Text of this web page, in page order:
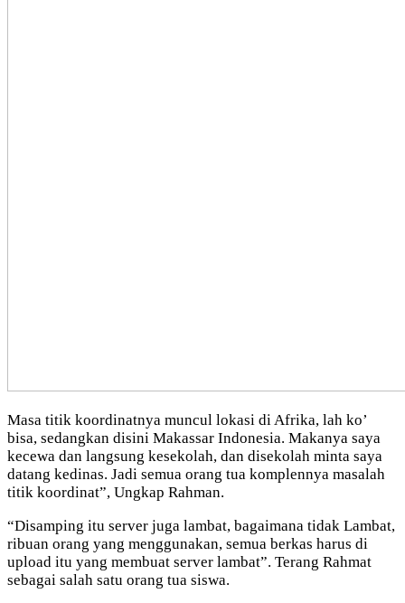
Masa titik koordinatnya muncul lokasi di Afrika, lah ko’
bisa, sedangkan disini Makassar Indonesia. Makanya saya
kecewa dan langsung kesekolah, dan disekolah minta saya
datang kedinas. Jadi semua orang tua komplennya masalah
titik koordinat”, Ungkap Rahman.
“Disamping itu server juga lambat, bagaimana tidak Lambat,
ribuan orang yang menggunakan, semua berkas harus di
upload itu yang membuat server lambat”. Terang Rahmat
sebagai salah satu orang tua siswa.